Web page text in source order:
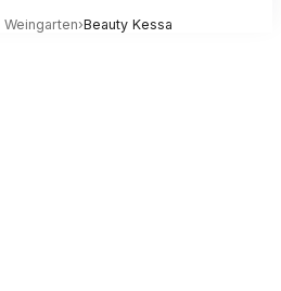
Weingarten›Beauty Kessa